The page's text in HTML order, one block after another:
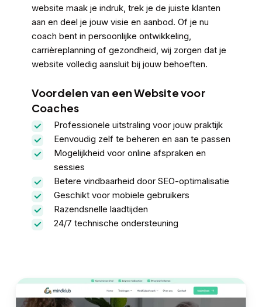
website maak je indruk, trek je de juiste klanten
aan en deel je jouw visie en aanbod. Of je nu
coach bent in persoonlijke ontwikkeling,
carrièreplanning of gezondheid, wij zorgen dat je
website volledig aansluit bij jouw behoeften.
Voordelen van een Website voor
Coaches
Professionele uitstraling voor jouw praktijk
Eenvoudig zelf te beheren en aan te passen
Mogelijkheid voor online afspraken en
sessies
Betere vindbaarheid door SEO-optimalisatie
Geschikt voor mobiele gebruikers
Razendsnelle laadtijden
24/7 technische ondersteuning